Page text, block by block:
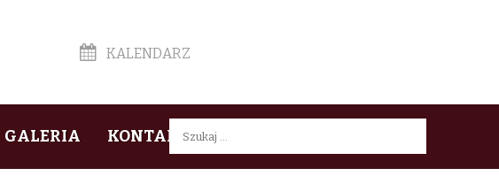
KALENDARZ
GALERIA KONTAKTSzukaj: